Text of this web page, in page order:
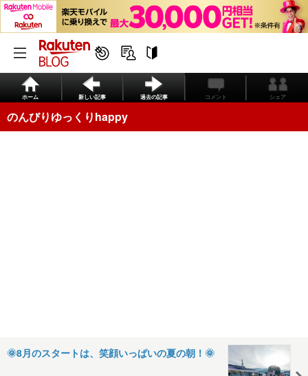
ホーム 新しい記事 過去の記事 コメント シェア
のんびりゆっくりhappy
🌞8月のスタートは、笑顔いっぱいの夏の朝！🌞